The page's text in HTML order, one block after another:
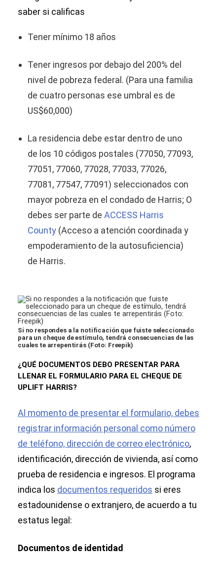
saber si calificas
Tener mínimo 18 años
Tener ingresos por debajo del 200% del
nivel de pobreza federal. (Para una familia
de cuatro personas ese umbral es de
US$60,000)
La residencia debe estar dentro de uno
de los 10 códigos postales (77050, 77093,
77051, 77060, 77028, 77033, 77026,
77081, 77547, 77091) seleccionados con
mayor pobreza en el condado de Harris; O
debes ser parte de ACCESS Harris
County (Acceso a atención coordinada y
empoderamiento de la autosuficiencia)
de Harris.
Si no respondes a la notificación que fuiste seleccionado
para un cheque de estímulo, tendrá consecuencias de las
cuales te arrepentirás (Foto: Freepik)
¿QUÉ DOCUMENTOS DEBO PRESENTAR PARA
LLENAR EL FORMULARIO PARA EL CHEQUE DE
UPLIFT HARRIS?
Al momento de presentar el formulario, debes
registrar información personal como número
de teléfono, dirección de correo electrónico,
identificación, dirección de vivienda, así como
prueba de residencia e ingresos. El programa
indica los documentos requeridos si eres
estadounidense o extranjero, de acuerdo a tu
estatus legal:
Documentos de identidad